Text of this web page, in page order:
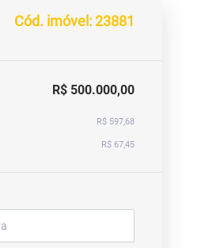
Cód. imóvel: 23881
R$ 500.000,00
R$ 597,68
R$ 67,45